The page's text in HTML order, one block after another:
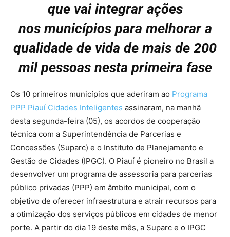
que vai integrar ações
nos municípios para melhorar a
qualidade de vida de mais de 200
mil pessoas nesta primeira fase
Os 10 primeiros municípios que aderiram ao Programa
PPP Piauí Cidades Inteligentes assinaram, na manhã
desta segunda-feira (05), os acordos de cooperação
técnica com a Superintendência de Parcerias e
Concessões (Suparc) e o Instituto de Planejamento e
Gestão de Cidades (IPGC). O Piauí é pioneiro no Brasil a
desenvolver um programa de assessoria para parcerias
público privadas (PPP) em âmbito municipal, com o
objetivo de oferecer infraestrutura e atrair recursos para
a otimização dos serviços públicos em cidades de menor
porte. A partir do dia 19 deste mês, a Suparc e o IPGC